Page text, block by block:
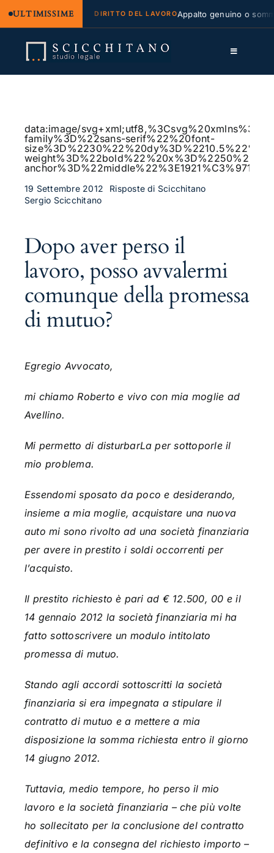
ULTIMISSIME
e regresso DIRITTO DEL LAVOROAppalto genuino o
contenuto
Toggle
Servizi
Approfondimenti
Contatti
data:image/
family%3D%22sans-serif%22%20font-
19 Settembre 2012
Risposte di Scicchitano
Sergio Scicchitano
Dopo aver perso il
lavoro, posso avvalermi
comunque della promessa
di mutuo?
Egregio Avvocato,
mi chiamo Roberto e vivo con mia moglie ad
Avellino.
Mi permetto di disturbarLa per sottoporle il
mio problema.
Essendomi sposato da poco e desiderando,
insieme a mia moglie, acquistare una nuova
auto mi sono rivolto ad una società finanziaria
per avere in prestito i soldi occorrenti per
l’acquisto.
Il prestito richiesto è pari ad € 12.500, 00 e il
14 gennaio 2012 la società finanziaria mi ha
fatto sottoscrivere un modulo intitolato
promessa di mutuo.
Stando agli accordi sottoscritti la società
finanziaria si era impegnata a stipulare il
contratto di mutuo e a mettere a mia
disposizione la somma richiesta entro il giorno
14 giugno 2012.
Tuttavia, medio tempore, ho perso il mio
lavoro e la società finanziaria – che più volte
ho sollecitato per la conclusione del contratto
definitivo e la consegna del richiesto importo –